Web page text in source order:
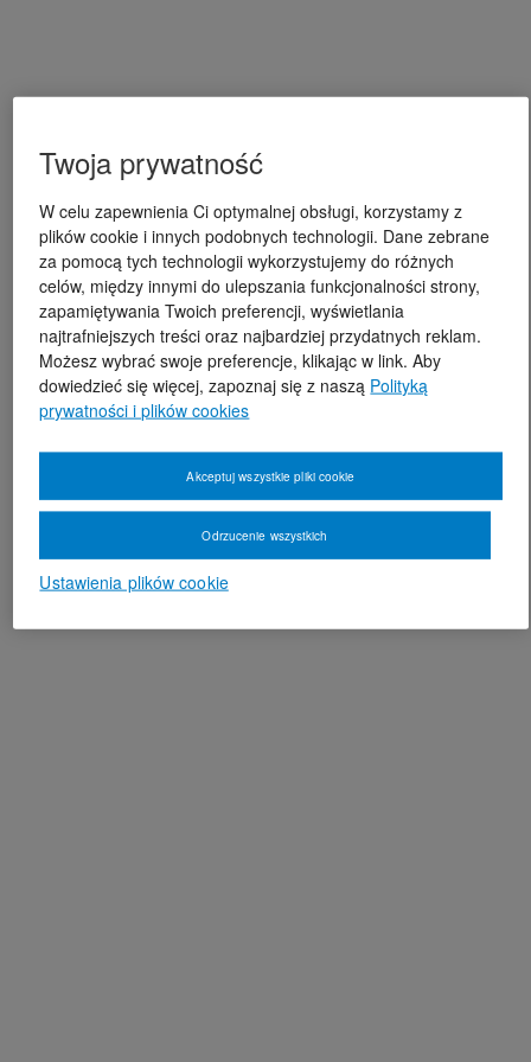
Twoja prywatność
W celu zapewnienia Ci optymalnej obsługi, korzystamy z
plików cookie i innych podobnych technologii. Dane zebrane
za pomocą tych technologii wykorzystujemy do różnych
celów, między innymi do ulepszania funkcjonalności strony,
zapamiętywania Twoich preferencji, wyświetlania
najtrafniejszych treści oraz najbardziej przydatnych reklam.
Możesz wybrać swoje preferencje, klikając w link. Aby
dowiedzieć się więcej, zapoznaj się z naszą Polityką
prywatności i plików cookies
Ustawienia plików cookie
Odrzucenie wszystkich
Akceptuj wszystkie pliki cookie